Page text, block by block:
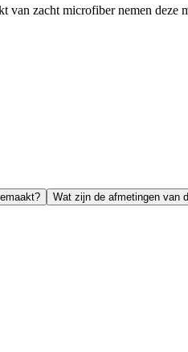
zacht microfiber nemen deze
Wat zijn de afmetingen van